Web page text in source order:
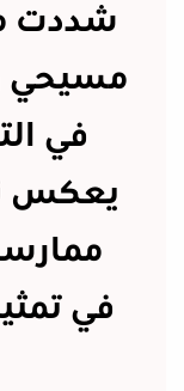
شددت
مسيحي
في
يعكس
في